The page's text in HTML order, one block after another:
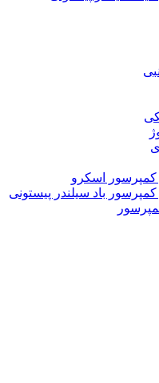
کمپرسور اسکرو
باد سیلندر پیستونی